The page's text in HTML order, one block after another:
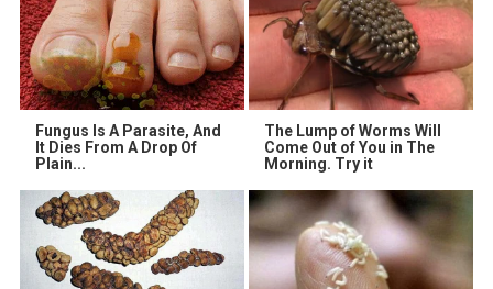
Fungus Is A Parasite, And
It Dies From A Drop Of
Plain...
The Lump of Worms Will
Come Out of You in The
Morning. Try it